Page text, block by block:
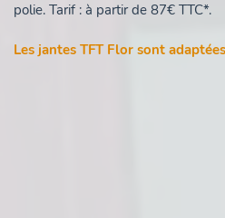
polie. Tarif : à partir de 87€ TTC*.
Les jantes TFT Flor sont